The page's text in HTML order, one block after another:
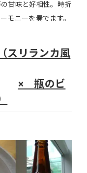
甘味と好相性。時折
モニーを奏でます。
スリランカ風
× 瓶のビ